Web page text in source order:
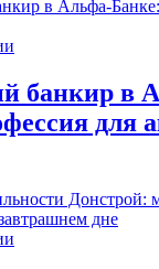
банкир в
для